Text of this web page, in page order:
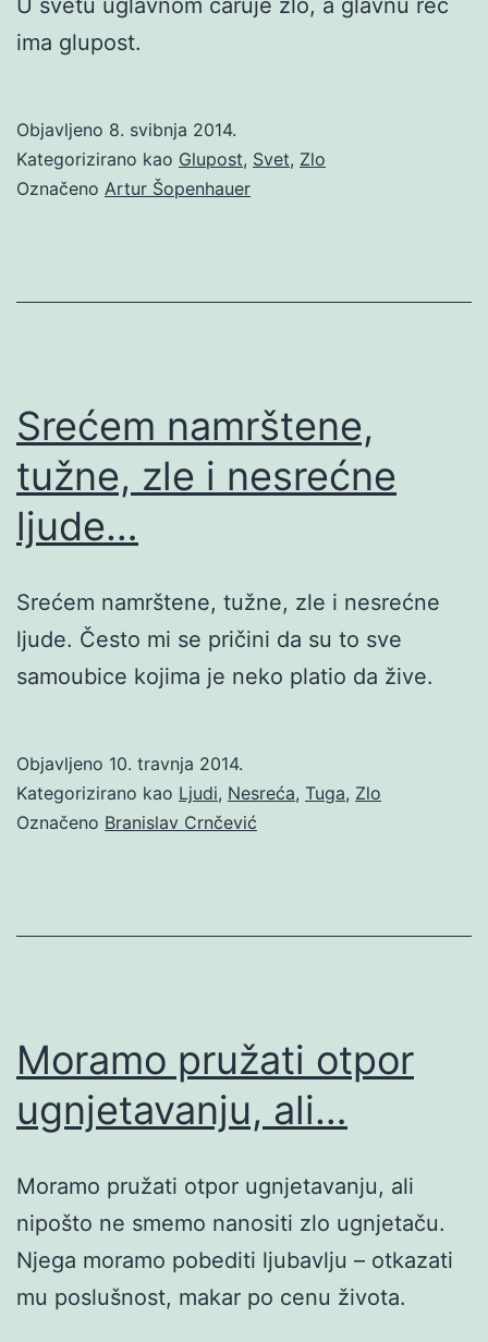
ima glupost.
Objavljeno 8. svibnja 2014.
Kategorizirano kao Glupost, Svet, Zlo
Označeno Artur Šopenhauer
Srećem namrštene,
tužne, zle i nesrećne
ljude…
Srećem namrštene, tužne, zle i nesrećne
ljude. Često mi se pričini da su to sve
samoubice kojima je neko platio da žive.
Objavljeno 10. travnja 2014.
Kategorizirano kao Ljudi, Nesreća, Tuga, Zlo
Označeno Branislav Crnčević
Moramo pružati otpor
ugnjetavanju, ali…
Moramo pružati otpor ugnjetavanju, ali
nipošto ne smemo nanositi zlo ugnjetaču.
Njega moramo pobediti ljubavlju – otkazati
mu poslušnost, makar po cenu života.